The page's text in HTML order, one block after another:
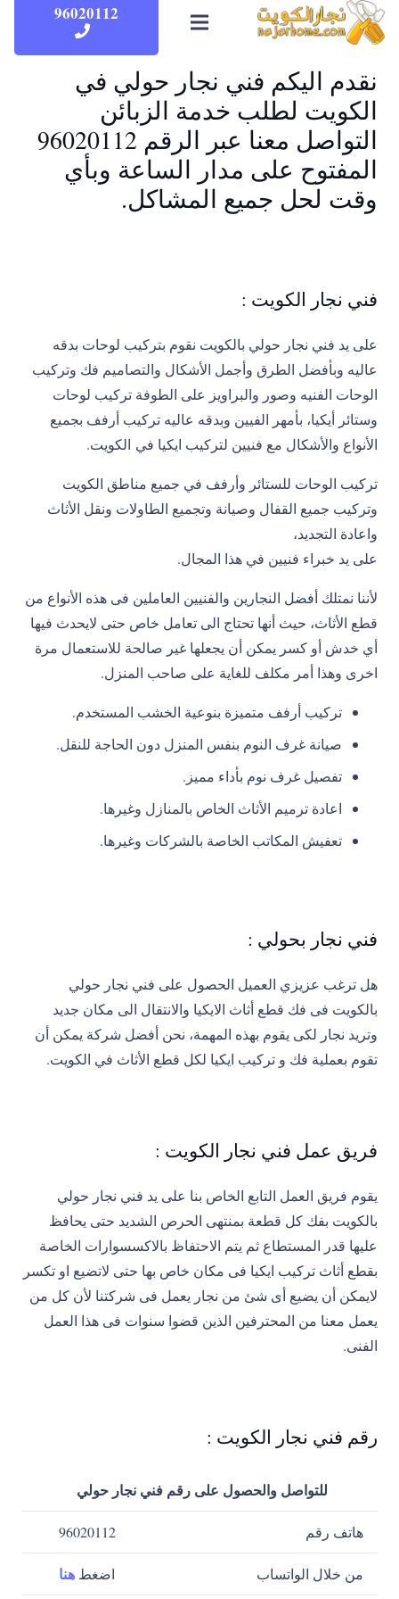
96020112
نقدم اليكم فني نجار حولي في
الكويت لطلب خدمة الزبائن
التواصل معنا عبر الرقم 96020112
المفتوح على مدار الساعة وبأي
وقت لحل جميع المشاكل.
فني نجار الكويت :
على يد فني نجار حولي بالكويت نقوم بتركيب لوحات بدقه
عاليه وبأفضل الطرق وأجمل الأشكال والتصاميم فك وتركيب
الوحات الفنيه وصور والبراويز على الطوفة تركيب لوحات
وستائر أيكيا، بأمهر الفيين وبدقه عاليه تركيب أرفف بجميع
الأنواع والأشكال مع فنيين لتركيب ايكيا في الكويت.
تركيب الوحات للستائر وأرفف في جميع مناطق الكويت
وتركيب جميع القفال وصيانة وتجميع الطاولات ونقل الأثاث
واعادة التجديد،
على يد خبراء فنيين في هذا المجال.
لأننا نمتلك أفضل النجارين والفنيين العاملين فى هذه الأنواع من
قطع الأثاث، حيث أنها تحتاج الى تعامل خاص حتى لايحدث فيها
أي خدش أو كسر يمكن أن يجعلها غير صالحة للاستعمال مرة
اخرى وهذا أمر مكلف للغاية على صاحب المنزل.
تركيب أرفف متميزة بنوعية الخشب المستخدم.
صيانة غرف النوم بنفس المنزل دون الحاجة للنقل.
تفصيل غرف نوم بأداء مميز.
اعادة ترميم الأثاث الخاص بالمنازل وغيرها.
تعفيش المكاتب الخاصة بالشركات وغيرها.
فني نجار بحولي :
هل ترغب عزيزي العميل الحصول على فني نجار حولي
بالكويت فى فك قطع أثاث الايكيا والانتقال الى مكان جديد
وتريد نجار لكى يقوم بهذه المهمة، نحن أفضل شركة يمكن أن
تقوم بعملية فك و تركيب ايكيا لكل قطع الأثاث في الكويت.
فريق عمل فني نجار الكويت :
يقوم فريق العمل التابع الخاص بنا على يد فني نجار حولي
بالكويت بفك كل قطعة بمنتهى الحرص الشديد حتى يحافظ
عليها قدر المستطاع ثم يتم الاحتفاظ بالاكسسوارات الخاصة
بقطع أثاث تركيب ايكيا فى مكان خاص بها حتى لاتضيع او تكسر
لايمكن أن يضيع أى شئ من نجار يعمل فى شركتنا لأن كل من
يعمل معنا من المحترفين الذين قضوا سنوات فى هذا العمل
الفنى.
رقم فني نجار الكويت :
للتواصل والحصول على رقم فني نجار حولي
هاتف رقم 96020112
من خلال الواتساب اضغط هنا